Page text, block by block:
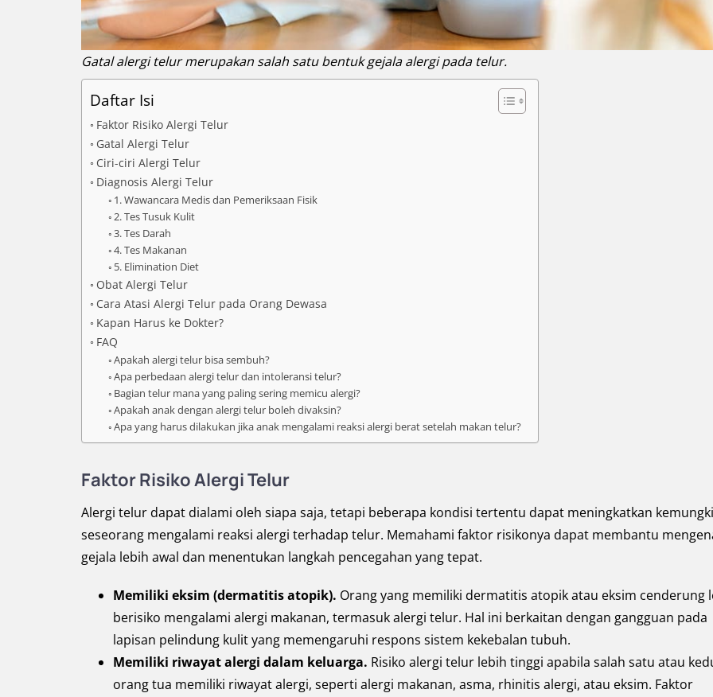
Gatal alergi telur merupakan salah satu bentuk gejala alergi pada telur.
Daftar Isi
Faktor Risiko Alergi Telur
Gatal Alergi Telur
Ciri-ciri Alergi Telur
Diagnosis Alergi Telur
1. Wawancara Medis dan Pemeriksaan Fisik
2. Tes Tusuk Kulit
3. Tes Darah
4. Tes Makanan
5. Elimination Diet
Obat Alergi Telur
Cara Atasi Alergi Telur pada Orang Dewasa
Kapan Harus ke Dokter?
FAQ
Apakah alergi telur bisa sembuh?
Apa perbedaan alergi telur dan intoleransi telur?
Bagian telur mana yang paling sering memicu alergi?
Apakah anak dengan alergi telur boleh divaksin?
Apa yang harus dilakukan jika anak mengalami reaksi alergi berat setelah makan telur?
Faktor Risiko Alergi Telur
Alergi telur dapat dialami oleh siapa saja, tetapi beberapa kondisi tertentu dapat meningkatkan
seseorang mengalami reaksi alergi terhadap telur. Memahami faktor risikonya dapat membantu
gejala lebih awal dan menentukan langkah pencegahan yang tepat.
Memiliki eksim (dermatitis atopik). Orang yang memiliki dermatitis atopik atau eksim cenderung
berisiko mengalami alergi makanan, termasuk alergi telur. Hal ini berkaitan dengan gangguan pada
lapisan pelindung kulit yang memengaruhi respons sistem kekebalan tubuh.
Memiliki riwayat alergi dalam keluarga. Risiko alergi telur lebih tinggi apabila salah satu atau
orang tua memiliki riwayat alergi, seperti alergi makanan, asma, rhinitis alergi, atau eksim. Faktor